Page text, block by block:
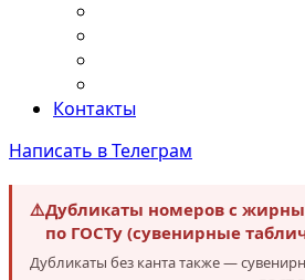
Контакты
Написать в Телеграм
⚠️Дубликаты номеров с
по ГОСТу (сувенирные
Дубликаты без канта также —